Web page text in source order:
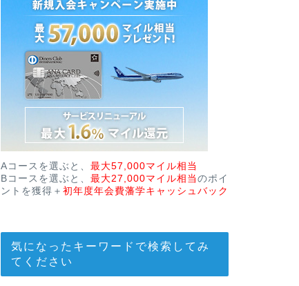
Aコースを選ぶと、 最大57,000マイル相当
Bコースを選ぶと、 最大27,000マイル相当 のポイ
ントを獲得＋ 初年度年会費藩学キャッシュバック
気になったキーワードで検索してみ
てください